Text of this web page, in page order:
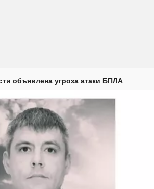
объявлена угроза атаки БПЛА